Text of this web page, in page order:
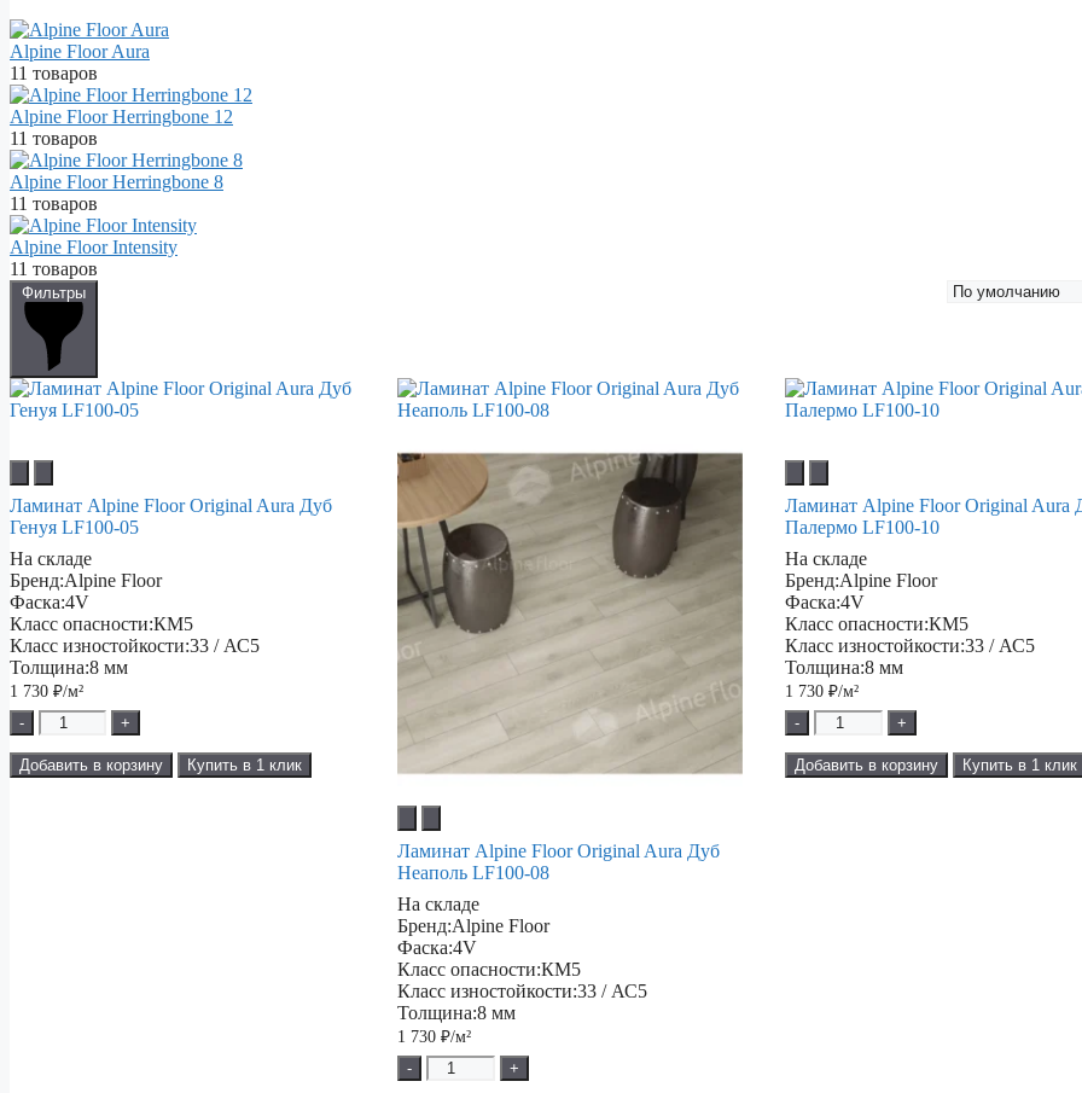
Alpine Floor Aura
11 товаров
Alpine Floor Herringbone 12
11 товаров
Alpine Floor Herringbone 8
11 товаров
Alpine Floor Intensity
11 товаров
Фильтры
Ламинат Alpine Floor Original Aura Дуб
Генуя LF100-05
На складе
Бренд:Alpine Floor
Фаска:4V
Класс опасности:КМ5
Класс изностойкости:33 / АС5
Толщина:8 мм
1 730 ₽/м²
-
+
Добавить в корзину Купить в 1 клик
Ламинат Alpine Floor Original Aura Дуб
Неаполь LF100-08
На складе
Бренд:Alpine Floor
Фаска:4V
Класс опасности:КМ5
Класс изностойкости:33 / АС5
Толщина:8 мм
1 730₽/м²
-
+
Ламинат Alpine Floor Original Aura
Палермо LF100-10
На складе
Бренд:Alpine Floor
Фаска:4V
Класс опасности:КМ5
Класс изностойкости:33 / АС5
Толщина:8 мм
1 730₽/м²
-
+
Добавить в корзину Купить в 1 клик